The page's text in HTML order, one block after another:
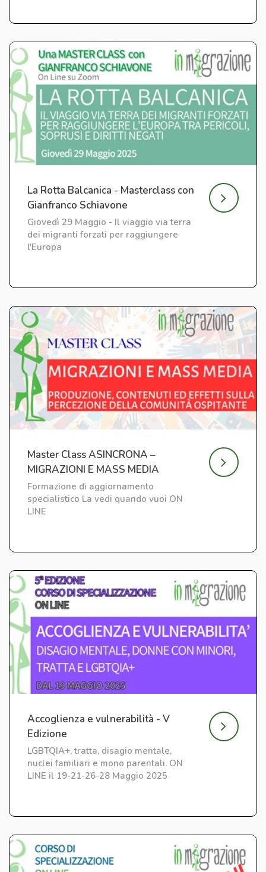
La Rotta Balcanica - Masterclass con
Gianfranco Schiavone
Giovedì 29 Maggio - Il viaggio via terra
dei migranti forzati per raggiungere
l'Europa
Master Class ASINCRONA –
MIGRAZIONI E MASS MEDIA
Formazione di aggiornamento
specialistico La vedi quando vuoi ON
LINE
Accoglienza e vulnerabilità - V
Edizione
LGBTQIA+, tratta, disagio mentale,
nuclei familiari e mono parentali. ON
LINE il 19-21-26-28 Maggio 2025